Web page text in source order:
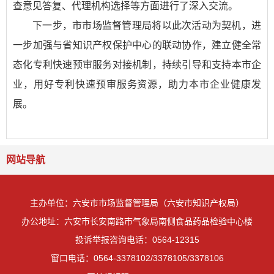
查意见答复、代理机构选择等方面进行了深入交流。
下一步，市市场监督管理局将以此次活动为契机，进
一步加强与省知识产权保护中心的联动协作，建立健全常
态化专利快速预审服务对接机制，持续引导和支持本市企
业，用好专利快速预审服务资源，助力本市企业健康发
展。
网站导航
主办单位：六安市市场监督管理局（六安市知识产权局）
办公地址：六安市长安南路市气象局南侧食品药品检验中心楼
投诉举报咨询电话：0564-12315
窗口电话：0564-3378102/3378105/3378106